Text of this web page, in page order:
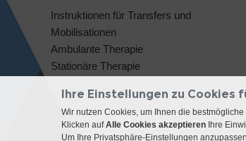
Instruktionen für Transfers und
Mobilisationen
Ambulante Therapie
Stationäre Therapie
Ihre Einstellungen zu Cookies
Wir nutzen Cookies, um Ihnen die
Klicken aufAlle Cookies akzeptieren Ihre
Um Ihre Privatsphäre-Einstellungen